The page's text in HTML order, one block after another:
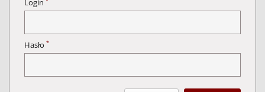
Login
Hasło *